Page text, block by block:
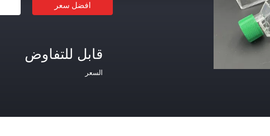
افضل سعر
قابل للتفاوض
السعر